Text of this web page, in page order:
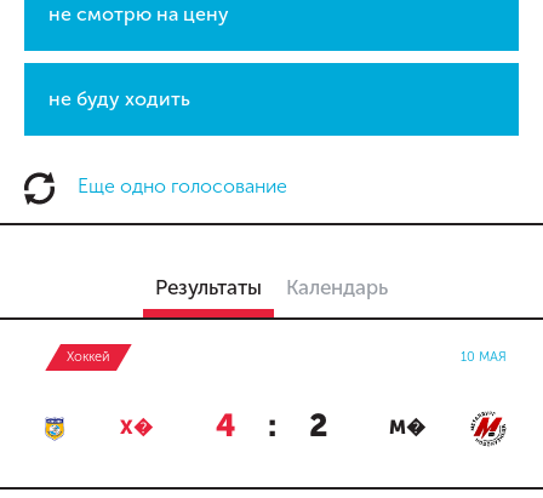
не смотрю на цену
не буду ходить
Еще одно голосование
Результаты Календарь
Хоккей 10 МАЯ
Х� 4 : 2 М�